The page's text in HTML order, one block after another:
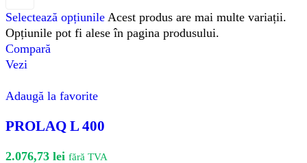
Selectează opțiunile Acest produs are mai multe variații.
Opțiunile pot fi alese în pagina produsului.
Compară
Vezi
Adaugă la favorite
PROLAQ L 400
2.076,73 lei fără TVA